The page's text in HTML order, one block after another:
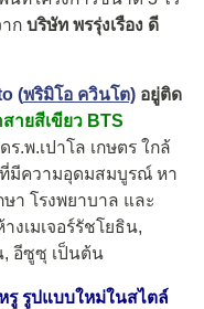
ก บริษัท พรรุ่งเรือง ดี
(พริมิโอ ควินโต) อยู่ติด
ายสีเขียว BTS
.พ.เปาโล เกษตร ใกล้
ที่มีความอุดมสมบูรณ์ หา
า โรงพยาบาล และ
เมเจอร์รัชโยธิน,
, อีซูซุ เป็นต้น
รู รูปแบบใหม่ในสไตล์